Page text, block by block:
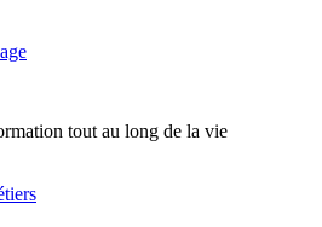
tout au long de la vie